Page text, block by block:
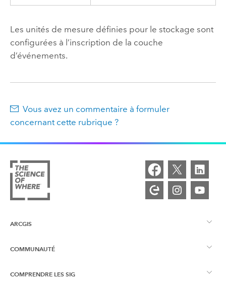
Les unités de mesure définies pour le stockage sont
configurées à l’inscription de la couche
d’événements.
Vous avez un commentaire à formuler
concernant cette rubrique ?
ARCGIS
Vue d’ensemble d’ArcGIS
Cartographie
COMMUNAUTÉ
Esri Community
COMPRENDRE LES SIG